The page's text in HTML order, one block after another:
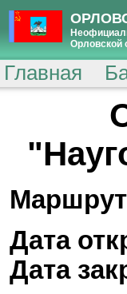
Орловской
Главная
Дата
Дата